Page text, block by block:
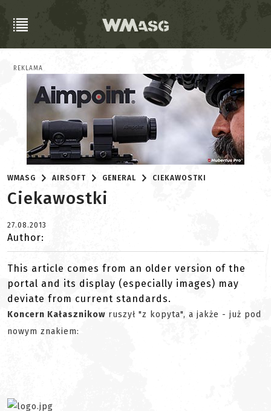
REKLAMA
WMASG AIRSOFT GENERAL CIEKAWOSTKI
Ciekawostki
27.08.2013
Author:
This article comes from an older version of the
portal and its display (especially images) may
deviate from current standards.
Koncern Kałasznikow ruszył "z kopyta", a jakże - już pod
nowym znakiem: